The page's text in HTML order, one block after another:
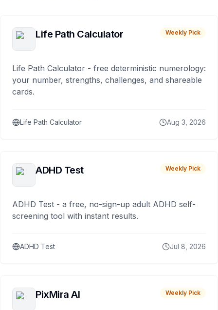
Life Path Calculator Weekly Pick
Life Path Calculator - free deterministic numerology:
your number, strengths, challenges, and shareable
cards.
Life Path Calculator Aug 3, 2026
ADHD Test Weekly Pick
ADHD Test - a free, no-sign-up adult ADHD self-
screening tool with instant results.
ADHD Test Jul 8, 2026
PixMira AI Weekly Pick